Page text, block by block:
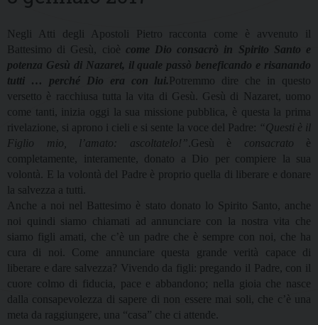
Negli Atti degli Apostoli Pietro racconta come è avvenuto il
Battesimo di Gesù, cioè come Dio consacrò in Spirito Santo e
potenza Gesù di Nazaret, il quale passò beneficando e risanando
tutti … perché Dio era con lui. Potremmo dire che in questo
versetto è racchiusa tutta la vita di Gesù. Gesù di Nazaret, uomo
come tanti, inizia oggi la sua missione pubblica, è questa la prima
rivelazione, si aprono i cieli e si sente la voce del Padre: “Questi è il
Figlio mio, l’amato: ascoltatelo!” .Gesù è consacrato è
completamente, interamente, donato a Dio per compiere la sua
volontà. E la volontà del Padre è proprio quella di liberare e donare
la salvezza a tutti.
Anche a noi nel Battesimo è stato donato lo Spirito Santo, anche
noi quindi siamo chiamati ad annunciare con la nostra vita che
siamo figli amati, che c’è un padre che è sempre con noi, che ha
cura di noi. Come annunciare questa grande verità capace di
liberare e dare salvezza? Vivendo da figli: pregando il Padre, con il
cuore colmo di fiducia, pace e abbandono; nella gioia che nasce
dalla consapevolezza di sapere di non essere mai soli, che c’è una
meta da raggiungere, una “casa” che ci attende.